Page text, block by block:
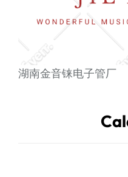
湖南金音铼电子管厂